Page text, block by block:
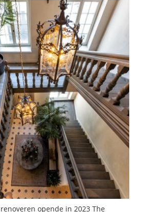
opende in 2023 The